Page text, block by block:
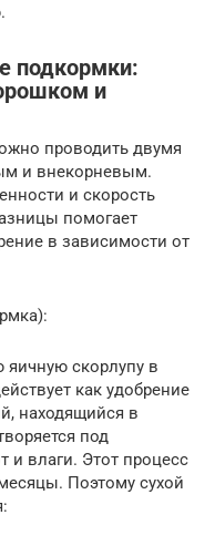
подкормки:
и
проводить двумя
и внекорневым.
и скорость
помогает
в зависимости от
скорлупу в
как удобрение
находящийся в
под
и влаги. Этот процесс
Поэтому сухой